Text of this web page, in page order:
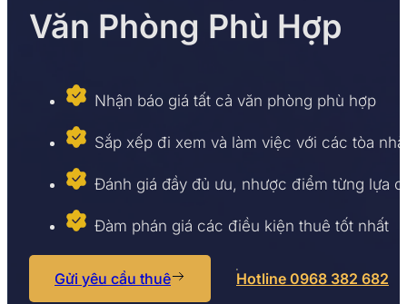
Văn Phòng Phù Hợp
Nhận báo giá tất cả văn phòng phù hợp
Sắp xếp đi xem và làm việc với các tòa nhà
Đánh giá đầy đủ ưu, nhược điểm từng lựa
Đàm phán giá các điều kiện thuê tốt nhất
Gửi yêu cầu thuê Hotline 0968 382 682